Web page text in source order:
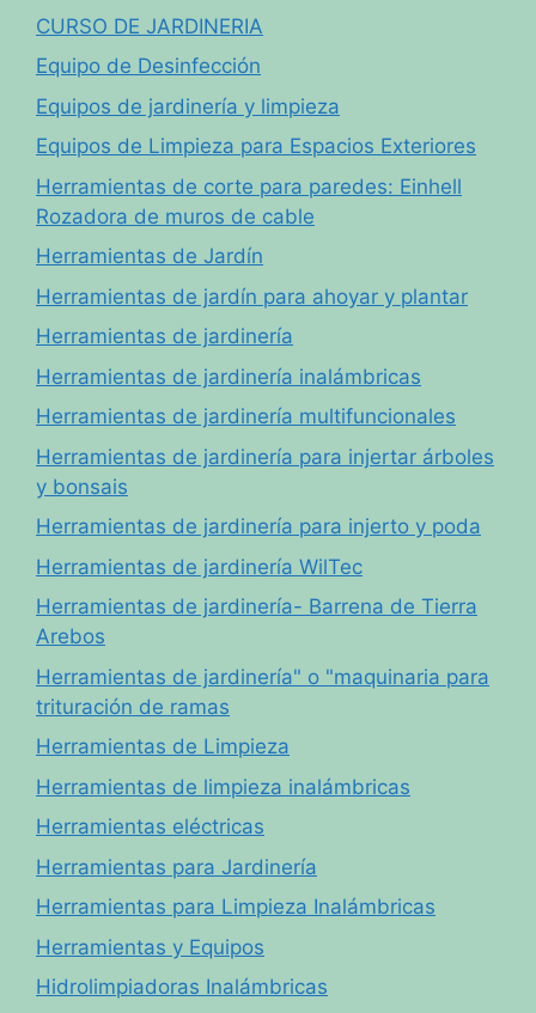
CURSO DE JARDINERIA
Equipo de Desinfección
Equipos de jardinería y limpieza
Equipos de Limpieza para Espacios Exteriores
Herramientas de corte para paredes: Einhell
Rozadora de muros de cable
Herramientas de Jardín
Herramientas de jardín para ahoyar y plantar
Herramientas de jardinería
Herramientas de jardinería inalámbricas
Herramientas de jardinería multifuncionales
Herramientas de jardinería para injertar árboles
y bonsais
Herramientas de jardinería para injerto y poda
Herramientas de jardinería WilTec
Herramientas de jardinería- Barrena de Tierra
Arebos
Herramientas de jardinería" o "maquinaria para
trituración de ramas
Herramientas de Limpieza
Herramientas de limpieza inalámbricas
Herramientas eléctricas
Herramientas para Jardinería
Herramientas para Limpieza Inalámbricas
Herramientas y Equipos
Hidrolimpiadoras Inalámbricas